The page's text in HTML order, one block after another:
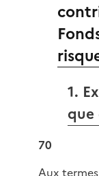
1.
que
70